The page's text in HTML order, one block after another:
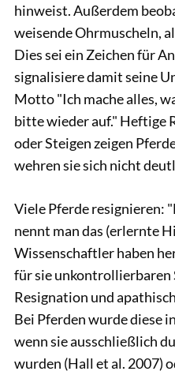
hinweist. Außerdem
weisende Ohrmuscheln,
Dies sei ein Zeichen für
signalisiere damit seine
Motto "Ich mache alles,
bitte wieder auf." Heftige
oder Steigen zeigen
wehren sie sich nicht
Viele Pferde resignieren:
nennt man das (erlernte
Wissenschaftler haben
für sie
Resignation und
Bei Pferden wurde diese
wenn sie ausschließlich
wurden (Hall et al. 2007)